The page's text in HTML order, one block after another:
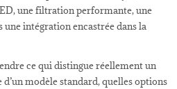
une filtration performante, une
intégration encastrée dans la
ce qui distingue réellement un
d’un modèle standard, quelles options